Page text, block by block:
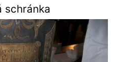
schránka